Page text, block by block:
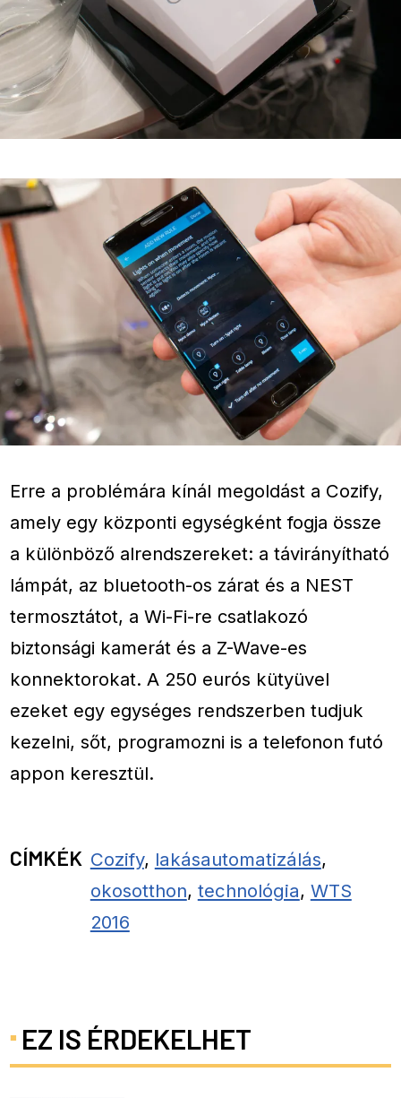
Erre a problémára kínál megoldást a Cozify,
amely egy központi egységként fogja össze
a különböző alrendszereket: a távirányítható
lámpát, az bluetooth-os zárat és a NEST
termosztátot, a Wi-Fi-re csatlakozó
biztonsági kamerát és a Z-Wave-es
konnektorokat. A 250 eurós kütyüvel
ezeket egy egységes rendszerben tudjuk
kezelni, sőt, programozni is a telefonon futó
appon keresztül.
CÍMKÉK Cozify, lakásautomatizálás,
okosotthon, technológia, WTS
2016
EZ IS ÉRDEKELHET